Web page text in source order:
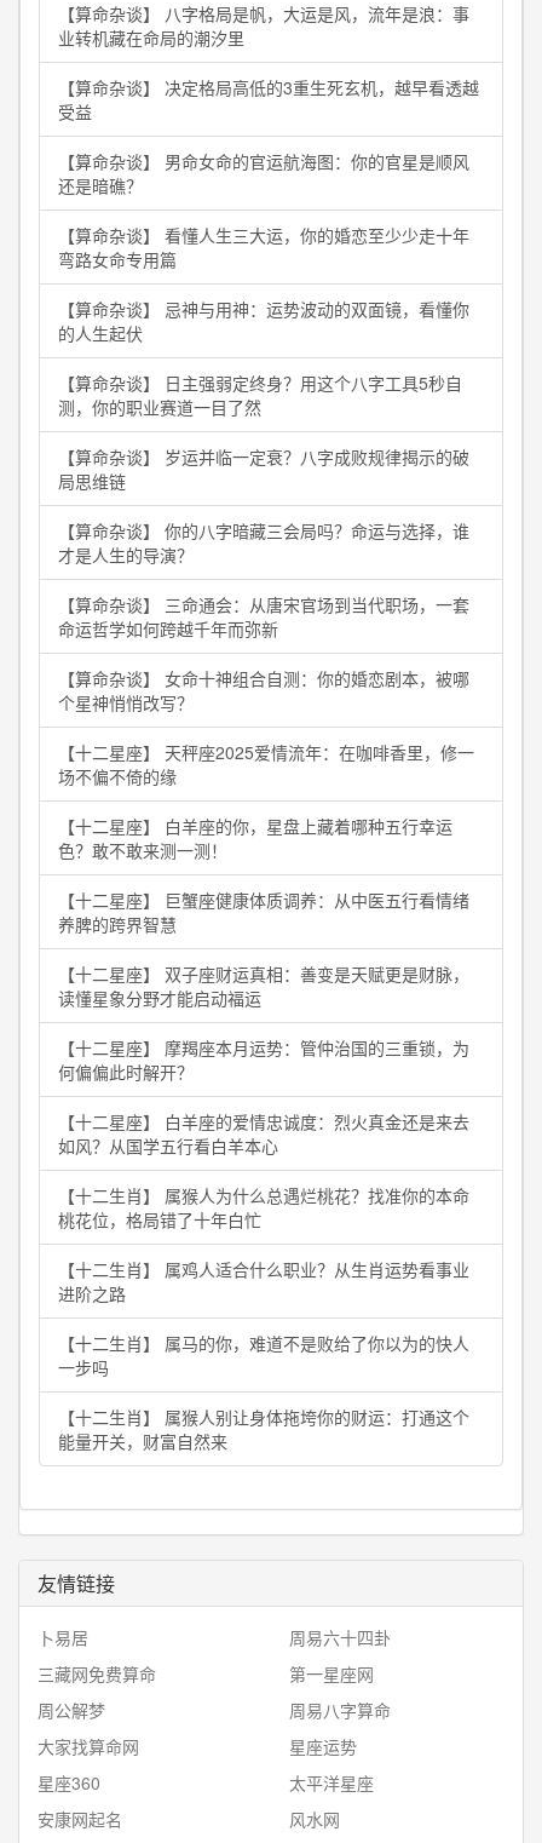
【算命杂谈】 八字格局是帆，大运是风，流年是浪：事
业转机藏在命局的潮汐里
【算命杂谈】 决定格局高低的3重生死玄机，越早看透越
受益
【算命杂谈】 男命女命的官运航海图：你的官星是顺风
还是暗礁？
【算命杂谈】 看懂人生三大运，你的婚恋至少少走十年
弯路女命专用篇
【算命杂谈】 忌神与用神：运势波动的双面镜，看懂你
的人生起伏
【算命杂谈】 日主强弱定终身？用这个八字工具5秒自
测，你的职业赛道一目了然
【算命杂谈】 岁运并临一定衰？八字成败规律揭示的破
局思维链
【算命杂谈】 你的八字暗藏三会局吗？命运与选择，谁
才是人生的导演？
【算命杂谈】 三命通会：从唐宋官场到当代职场，一套
命运哲学如何跨越千年而弥新
【算命杂谈】 女命十神组合自测：你的婚恋剧本，被哪
个星神悄悄改写？
【十二星座】 天秤座2025爱情流年：在咖啡香里，修一
场不偏不倚的缘
【十二星座】 白羊座的你，星盘上藏着哪种五行幸运
色？敢不敢来测一测！
【十二星座】 巨蟹座健康体质调养：从中医五行看情绪
养脾的跨界智慧
【十二星座】 双子座财运真相：善变是天赋更是财脉，
读懂星象分野才能启动福运
【十二星座】 摩羯座本月运势：管仲治国的三重锁，为
何偏偏此时解开？
【十二星座】 白羊座的爱情忠诚度：烈火真金还是来去
如风？从国学五行看白羊本心
【十二生肖】 属猴人为什么总遇烂桃花？找准你的本命
桃花位，格局错了十年白忙
【十二生肖】 属鸡人适合什么职业？从生肖运势看事业
进阶之路
【十二生肖】 属马的你，难道不是败给了你以为的快人
一步吗
【十二生肖】 属猴人别让身体拖垮你的财运：打通这个
能量开关，财富自然来
友情链接
卜易居
周易六十四卦
三藏网免费算命
第一星座网
周公解梦
周易八字算命
大家找算命网
星座运势
星座360
太平洋星座
安康网起名
风水网